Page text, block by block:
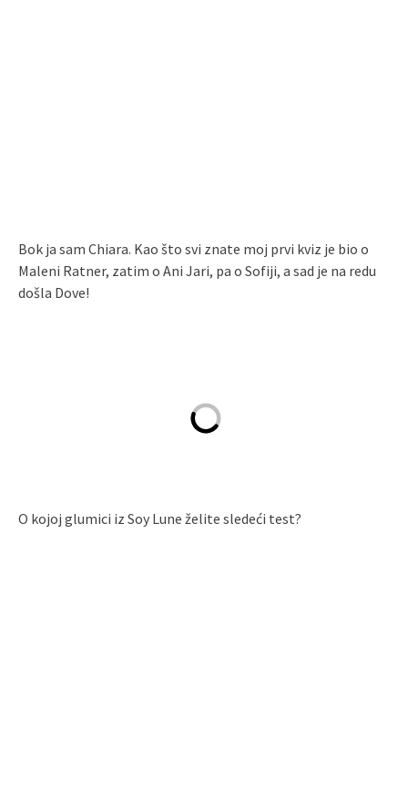
Bok ja sam Chiara. Kao što svi znate moj prvi kviz je bio o
Maleni Ratner, zatim o Ani Jari, pa o Sofiji, a sad je na redu
došla Dove!
O kojoj glumici iz Soy Lune želite sledeći test?